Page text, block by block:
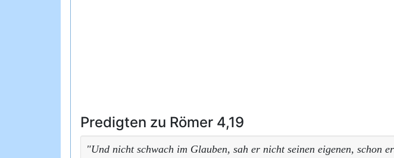
Predigten zu Römer 4,19
"Und nicht schwach im Glauben, sah er nicht seinen eigenen, schon